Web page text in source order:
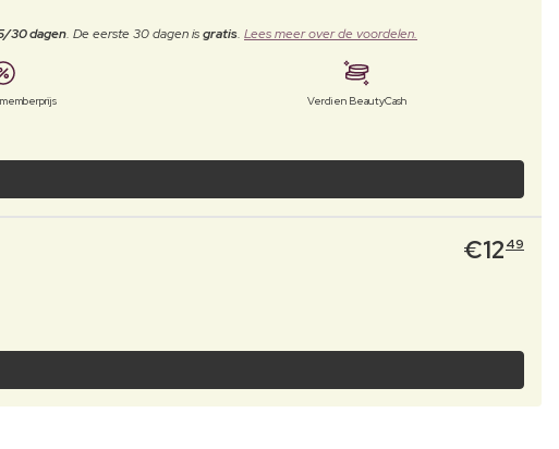
30 dagen. De eerste 30 dagen isgratis. Lees meer over de voordelen.
Verdien BeautyCash
€12 49